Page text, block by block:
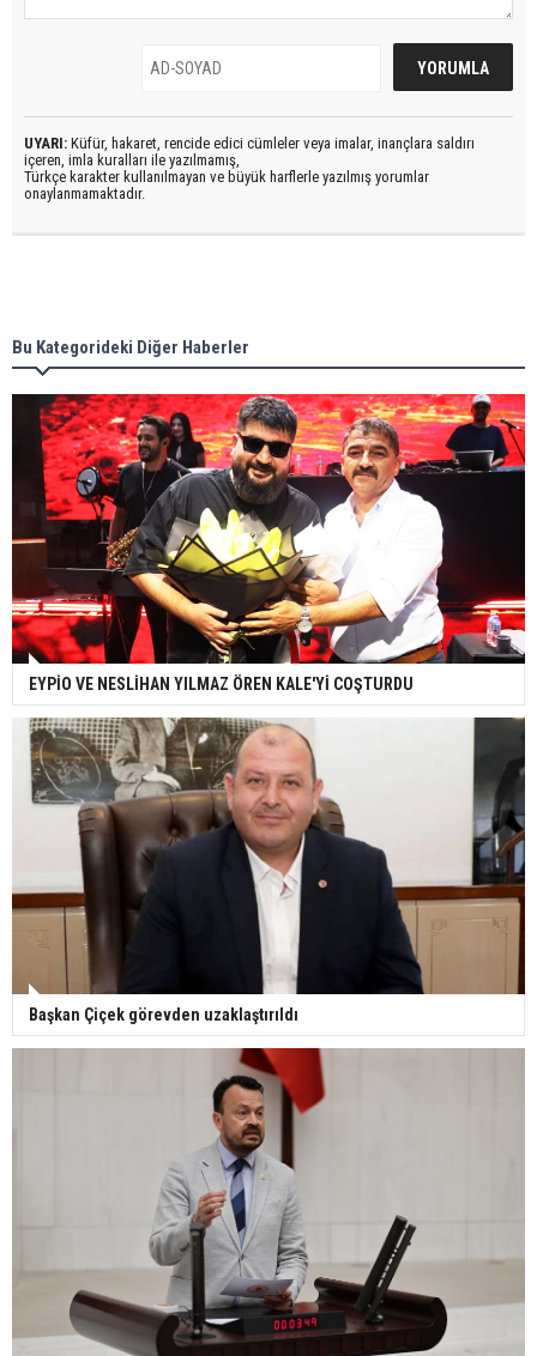
UYARI: Küfür, hakaret, rencide edici cümleler veya imalar, inançlara saldırı
içeren, imla kuralları ile yazılmamış,
Türkçe karakter kullanılmayan ve büyük harflerle yazılmış yorumlar
onaylanmamaktadır.
Bu Kategorideki Diğer Haberler
EYPİO VE NESLİHAN YILMAZ ÖREN KALE'Yİ COŞTURDU
Başkan Çiçek görevden uzaklaştırıldı